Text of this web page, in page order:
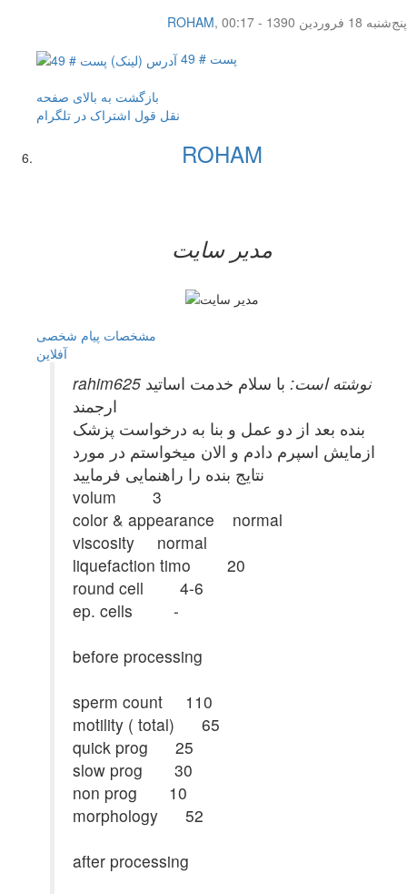
ROHAM,
پنج‌شنبه 18 فروردین 1390 - 00:17
پست # 49
بازگشت به بالای صفحه
نقل قول اشتراک در تلگرام
ROHAM
مدیر سایت
مشخصات پیام شخصی
آفلاين
rahim625 نوشته است: با سلام خدمت اساتید
ارجمند
بنده بعد از دو عمل و بنا به درخواست پزشک
ازمایش اسپرم دادم و الان میخواستم در مورد
نتایج بنده را راهنمایی فرمایید
volum 3
color & appearance normal
viscosity normal
liquefaction timo 20
round cell 4-6
ep. cells -
before processing
sperm count 110
motility ( total) 65
quick prog 25
slow prog 30
non prog 10
morphology 52
after processing